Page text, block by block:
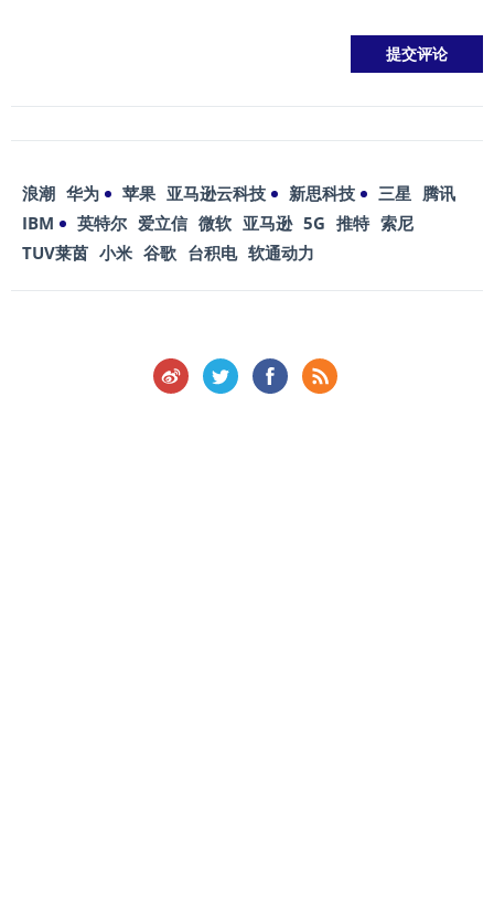
浪潮 华为 苹果 亚马逊云科技 新思科技 三星 腾讯
IBM
英特尔 爱立信 微软 亚马逊 5G 推特 索尼
TUV莱茵 小米 谷歌 台积电 软通动力